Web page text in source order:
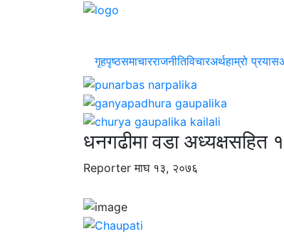
गृहपृष्ठसमाचारराजनीतिविचारअर्थहाम्रो प्रयास
धनगढीमा वडा अध्यक्षसहित
Reporterमाघ १३, २०७६